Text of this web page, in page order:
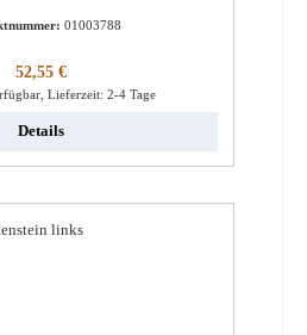
01003788
Regulärer Preis:
52,55 €
Lieferzeit: 2-4 Tage
Details